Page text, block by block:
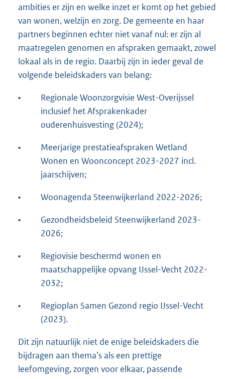
ambities er zijn en welke inzet er komt op het gebied
van wonen, welzijn en zorg. De gemeente en haar
partners beginnen echter niet vanaf nul: er zijn al
maatregelen genomen en afspraken gemaakt, zowel
lokaal als in de regio. Daarbij zijn in ieder geval de
volgende beleidskaders van belang:
•
Regionale Woonzorgvisie West-Overijssel
inclusief het Afsprakenkader
ouderenhuisvesting (2024);
•
Meerjarige prestatieafspraken Wetland
Wonen en Woonconcept 2023-2027 incl.
jaarschijven;
• Woonagenda Steenwijkerland 2022-2026;
•
Gezondheidsbeleid Steenwijkerland 2023-
2026;
•
Regiovisie beschermd wonen en
maatschappelijke opvang IJssel-Vecht 2022-
2032;
•
Regioplan Samen Gezond regio IJssel-Vecht
(2023).
Dit zijn natuurlijk niet de enige beleidskaders die
bijdragen aan thema’s als een prettige
leefomgeving, zorgen voor elkaar, passende